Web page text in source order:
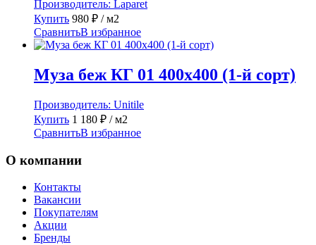
Производитель: Laparet
Купить 980 ₽ / м2
СравнитьВ избранное
Муза беж КГ 01 400х400 (1-й сорт)
Производитель: Unitile
Купить 1 180 ₽ / м2
СравнитьВ избранное
О компании
Контакты
Вакансии
Покупателям
Акции
Бренды